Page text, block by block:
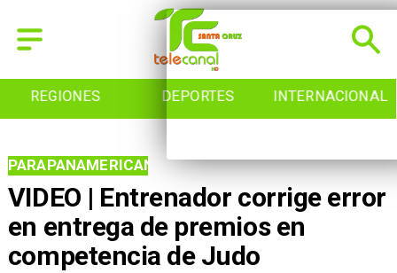
REGIONES DEPORTES INTERNACIONAL
VIDEO | Entrenador corrige error
en entrega de premios en
competencia de Judo
PARAPANAMERICANOS